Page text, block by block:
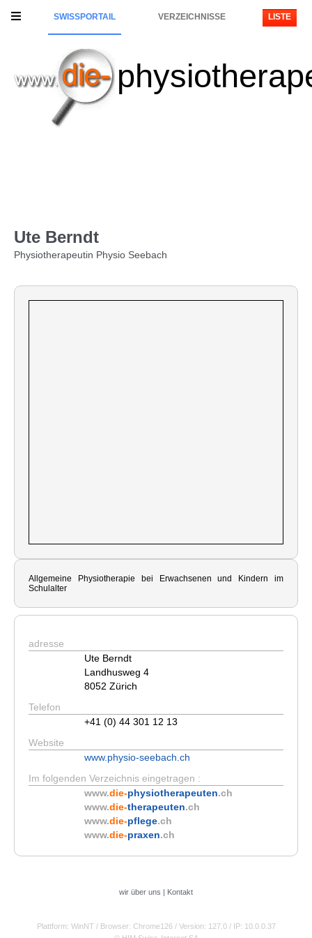
SWISSPORTAIL VERZEICHNISSE LISTE
Ute Berndt
Physiotherapeutin Physio Seebach
Allgemeine Physiotherapie bei Erwachsenen und Kindern im
Schulalter
adresse
Ute Berndt
Landhusweg 4
8052 Zürich
Telefon
+41 (0) 44 301 12 13
Website
www.physio-seebach.ch
Im folgenden Verzeichnis eingetragen :
www.die-physiotherapeuten.ch
www.die-therapeuten.ch
www.die-pflege.ch
www.die-praxen.ch
wir über uns | Kontakt
Plattform: WinNT / Browser: Chrome126 / Version: 127.0 / IP: 10.0.0.37